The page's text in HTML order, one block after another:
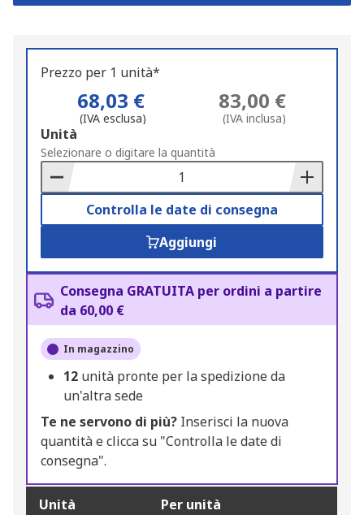
Prezzo per 1 unità*
68,03 €
(IVA esclusa)
83,00 €
(IVA inclusa)
Add
to
Basket
Unità
Selezionare o digitare la quantità
Controlla le date di consegna
Aggiungi
Consegna GRATUITA per ordini a partire
da 60,00 €
In magazzino
12 unità pronte per la spedizione da
un'altra sede
Te ne servono di più? Inserisci la nuova
quantità e clicca su "Controlla le date di
consegna".
Unità Per unità